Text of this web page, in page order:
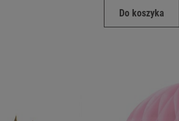
Do koszyka